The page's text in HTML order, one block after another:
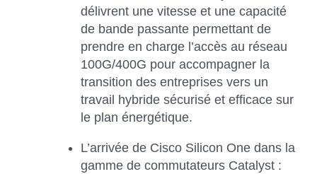
délivrent une vitesse et une capacité
de bande passante permettant de
prendre en charge l’accès au réseau
100G/400G pour accompagner la
transition des entreprises vers un
travail hybride sécurisé et efficace sur
le plan énergétique.
L’arrivée de Cisco Silicon One dans la
gamme de commutateurs Catalyst :